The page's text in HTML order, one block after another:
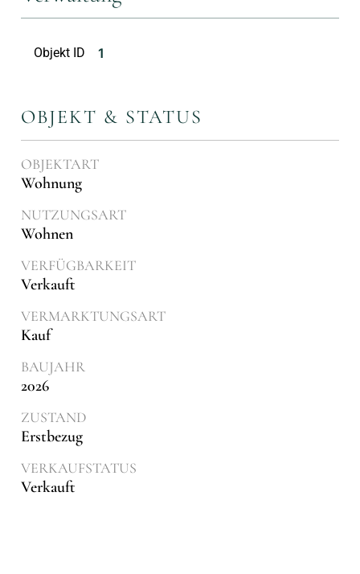
Objekt ID 1
OBJEKT & STATUS
OBJEKTART
Wohnung
NUTZUNGSART
Wohnen
VERFÜGBARKEIT
Verkauft
VERMARKTUNGSART
Kauf
BAUJAHR
2026
ZUSTAND
Erstbezug
VERKAUFSTATUS
Verkauft